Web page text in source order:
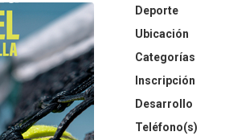
Deporte
Ubicación
Categorías
Inscripción
Desarrollo
Teléfono(s)